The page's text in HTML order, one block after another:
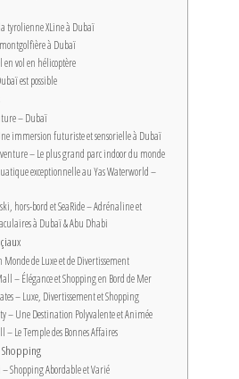
la tyrolienne XLine à Dubaï
montgolfière à Dubaï
vol en hélicoptère
est possible
– Dubaï
immersion futuriste et sensorielle à Dubaï
– Le plus grand parc indoor du monde
exceptionnelle au Yas Waterworld –
hors-bord et SeaRide – Adrénaline et
à Dubaï & Abu Dhabi
de Luxe et de Divertissement
– Élégance et Shopping en Bord de Mer
– Luxe, Divertissement et Shopping
– Une Destination Polyvalente et Animée
Le Temple des Bonnes Affaires
Shopping
– Shopping Abordable et Varié